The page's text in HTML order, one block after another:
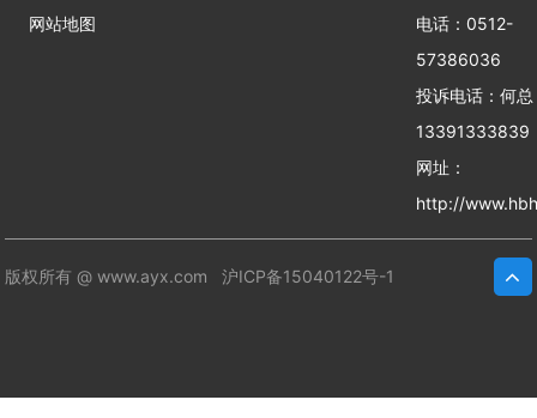
网站地图
电话：0512-
57386036
投诉电话：何总
13391333839
网址：
http://
版权所有 @ www.ayx.com沪ICP备15040122号-1